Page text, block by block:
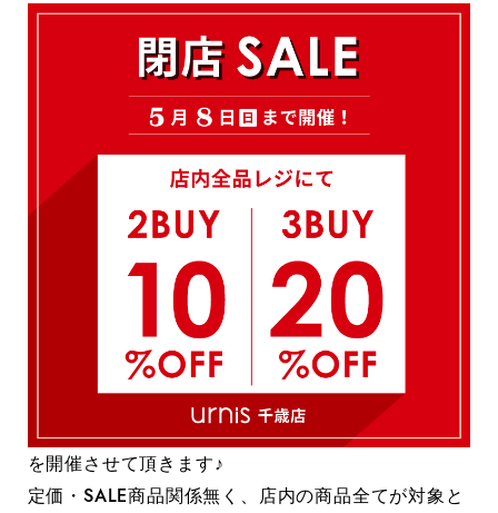
を開催させて頂きます♪
定価・SALE商品関係無く、店内の商品全てが対象と